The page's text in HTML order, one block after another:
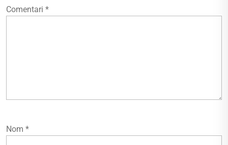
Comentari *
Nom *